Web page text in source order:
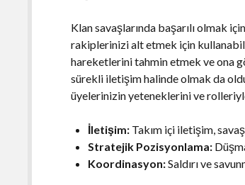
Klan savaşlarında başarılı olmak
rakiplerinizi alt etmek için
hareketlerini tahmin etmek ve ona
sürekli iletişim halinde olmak da
üyelerinizin yeteneklerini ve
İletişim: Takım içi iletişim,
Stratejik Pozisyonlama:
Koordinasyon:Saldırı ve